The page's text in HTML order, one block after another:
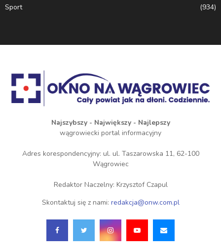
Sport
(934)
Najszybszy - Największy - Najlepszy
wągrowiecki portal informacyjny
Adres korespondencyjny: ul. ul. Taszarowska 11, 62-100
Wągrowiec
Redaktor Naczelny: Krzysztof Czapul
Skontaktuj się z nami: redakcja@onw.com.pl